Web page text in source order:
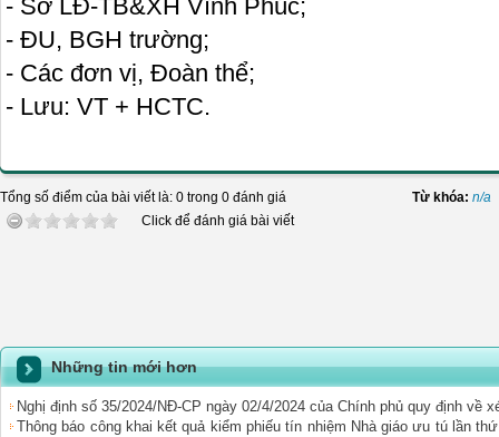
- Sở LĐ-TB&XH Vĩnh Phúc;
- ĐU, BGH trường;
- Các đơn vị, Đoàn thể;
- Lưu: VT + HCTC.
Tổng số điểm của bài viết là: 0 trong 0 đánh giá
Click để đánh giá bài viết
Từ khóa: n/a
Những tin mới hơn
Nghị định số 35/2024/NĐ-CP ngày 02/4/2024 của Chính phủ quy định về
Thông báo công khai kết quả kiểm phiếu tín nhiệm Nhà giáo ưu tú lần